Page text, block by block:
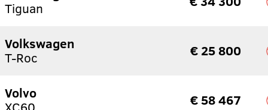
Tiguan
Volkswagen
T-Roc
€ 25 800
Volvo
€ 58 467